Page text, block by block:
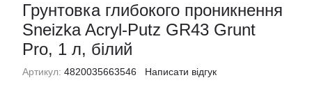
Грунтовка глибокого проникнення
Sneizka Acryl-Putz GR43 Grunt
Pro, 1 л, білий
Артикул: 4820035663546 Написати відгук